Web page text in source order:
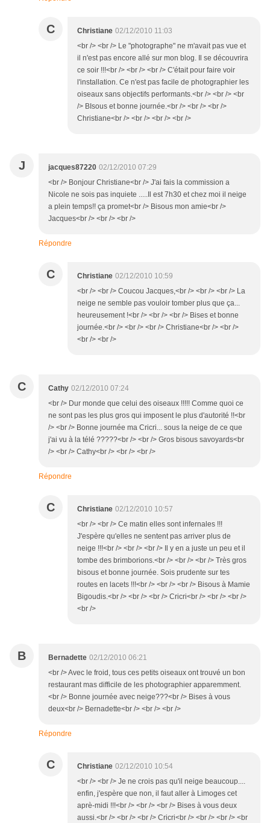
C Christiane 02/12/2010 11:03
<br /> <br /> Le "photographe" ne m'avait pas vue et
il n'est pas encore allé sur mon blog. Il se découvrira
ce soir !!!<br /> <br /> <br /> C'était pour faire voir
l'installation. Ce n'est pas facile de photographier les
oiseaux sans objectifs performants.<br /> <br /> <br
/> BIsous et bonne journée.<br /> <br /> <br />
Christiane<br /> <br /> <br /> <br />
J jacques87220 02/12/2010 07:29
<br /> Bonjour Christiane<br /> J'ai fais la commission a
Nicole ne sois pas inquiete .....Il est 7h30 et chez moi il neige
a plein temps!! ça promet<br /> Bisous mon amie<br />
Jacques<br /> <br /> <br />
Répondre
C Christiane 02/12/2010 10:59
<br /> <br /> Coucou Jacques,<br /> <br /> <br /> La
neige ne semble pas vouloir tomber plus que ça...
heureusement !<br /> <br /> <br /> Bises et bonne
journée.<br /> <br /> <br /> Christiane<br /> <br />
<br /> <br />
C Cathy 02/12/2010 07:24
<br /> Dur monde que celui des oiseaux !!!!! Comme quoi ce
ne sont pas les plus gros qui imposent le plus d'autorité !!<br
/> <br /> Bonne journée ma Cricri... sous la neige de ce que
j'ai vu à la télé ?????<br /> <br /> Gros bisous savoyards<br
/> <br /> Cathy<br /> <br /> <br />
Répondre
C Christiane 02/12/2010 10:57
<br /> <br /> Ce matin elles sont infernales !!!
J'espère qu'elles ne sentent pas arriver plus de
neige !!!<br /> <br /> <br /> Il y en a juste un peu et il
tombe des brimborions.<br /> <br /> <br /> Très gros
bisous et bonne journée. Sois prudente sur tes
routes en lacets !!!<br /> <br /> <br /> Bisous à Mamie
Bigoudis.<br /> <br /> <br /> Cricri<br /> <br /> <br />
<br />
B Bernadette 02/12/2010 06:21
<br /> Avec le froid, tous ces petits oiseaux ont trouvé un bon
restaurant mas difficile de les photographier apparemment.
<br /> Bonne journée avec neige???<br /> Bises à vous
deux<br /> Bernadette<br /> <br /> <br />
Répondre
C Christiane 02/12/2010 10:54
<br /> <br /> Je ne crois pas qu'il neige beaucoup....
enfin, j'espère que non, il faut aller à Limoges cet
aprè-midi !!!<br /> <br /> <br /> Bises à vous deux
aussi.<br /> <br /> <br /> Cricri<br /> <br /> <br /> <br